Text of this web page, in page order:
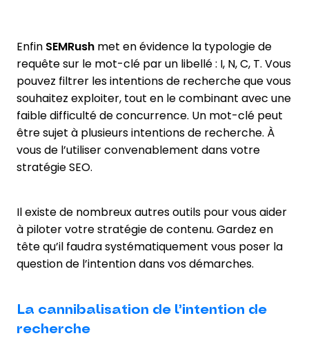
Enfin SEMRush met en évidence la typologie de
requête sur le mot-clé par un libellé : I, N, C, T. Vous
pouvez filtrer les intentions de recherche que vous
souhaitez exploiter, tout en le combinant avec une
faible difficulté de concurrence. Un mot-clé peut
être sujet à plusieurs intentions de recherche. À
vous de l’utiliser convenablement dans votre
stratégie SEO.
Il existe de nombreux autres outils pour vous aider
à piloter votre stratégie de contenu. Gardez en
tête qu’il faudra systématiquement vous poser la
question de l’intention dans vos démarches.
La cannibalisation de l’intention de
recherche